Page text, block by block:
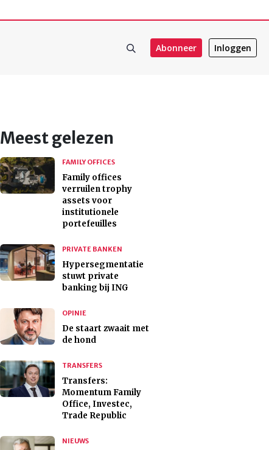
Abonneer Inloggen
Meest gelezen
FAMILY OFFICES
Family offices
verruilen trophy
assets voor
institutionele
portefeuilles
PRIVATE BANKEN
Hypersegmentatie
stuwt private
banking bij ING
OPINIE
De staart zwaait met
de hond
TRANSFERS
Transfers:
Momentum Family
Office, Investec,
Trade Republic
NIEUWS